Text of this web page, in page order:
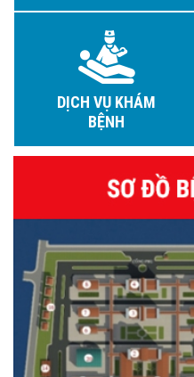
DỊCH VỤ KHÁM
BỆNH